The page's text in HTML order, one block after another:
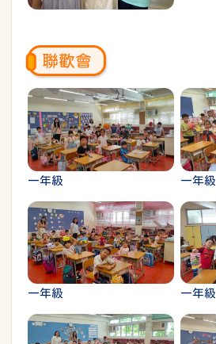
聯歡會
一年級 一年級
一年級 一年級